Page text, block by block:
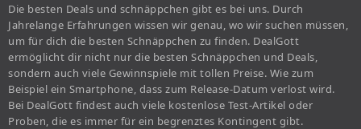
Die besten Deals und schnäppchen gibt es bei uns. Durch
Jahrelange Erfahrungen wissen wir genau, wo wir suchen müssen,
um für dich die besten Schnäppchen zu finden. DealGott
ermöglicht dir nicht nur die besten Schnäppchen und Deals,
sondern auch viele Gewinnspiele mit tollen Preise. Wie zum
Beispiel ein Smartphone, dass zum Release-Datum verlost wird.
Bei DealGott findest auch viele kostenlose Test-Artikel oder
Proben, die es immer für ein begrenztes Kontingent gibt.